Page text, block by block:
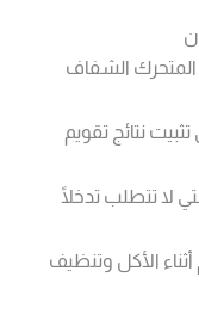
المتحرك الشفاف
نتائج تقويم
لا تتطلب تدخلًا
الأكل وتنظيف